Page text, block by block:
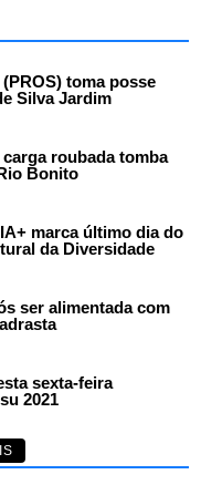
toma posse
Silva Jardim
roubada tomba
Bonito
marca último dia do
da Diversidade
ser alimentada com
sexta-feira
2021